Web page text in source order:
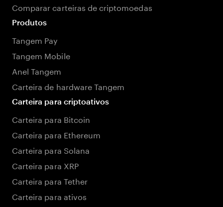
Comparar carteiras de criptomoedas
Produtos
Tangem Pay
Tangem Mobile
Anel Tangem
Carteira de hardware Tangem
Carteira para criptoativos
Carteira para Bitcoin
Carteira para Ethereum
Carteira para Solana
Carteira para XRP
Carteira para Tether
Carteira para ativos